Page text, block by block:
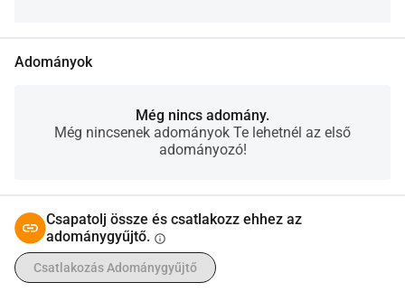
Adományok
Még nincs adomány.
Még nincsenek adományok Te lehetnél az első
adományozó!
Csapatolj össze és csatlakozz ehhez az
adománygyűjtő. info
Csatlakozás Adománygyűjtő